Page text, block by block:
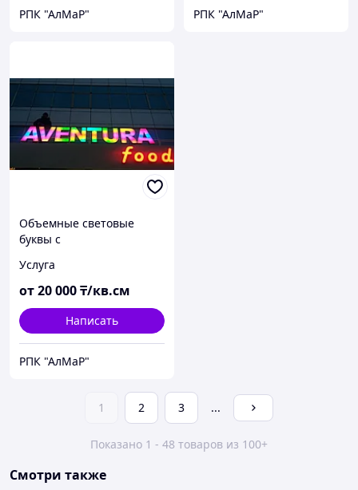
РПК "АлМаР" РПК "АлМаР"
Объемные световые
буквы с
подсветкой
Услуга
от20 000₸/кв.см
Написать
РПК "АлМаР"
1 2 3 ...
Показано 1 - 48 товаров из 100+
Смотри также